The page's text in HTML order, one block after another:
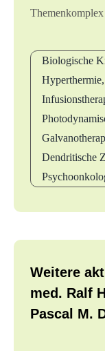
Themenkomplex
Biologische
Dendritische
Weitere
med. Ralf
Pascal M.